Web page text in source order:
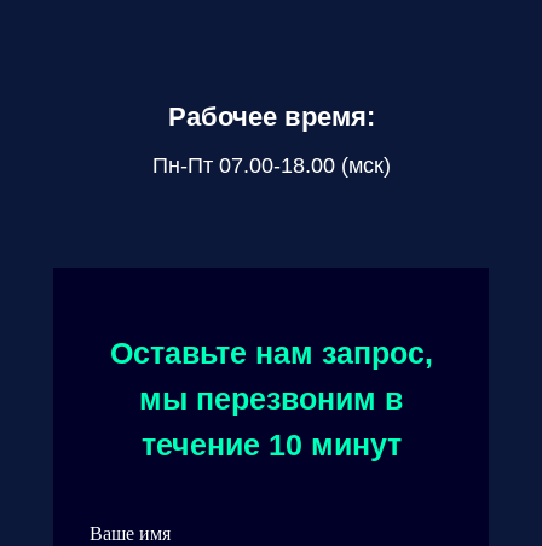
Оставьте нам запрос,
мы перезвоним в
течение 10 минут
Ваше имя
Пн-Пт 07.00-18.00 (мск)
Рабочее время: